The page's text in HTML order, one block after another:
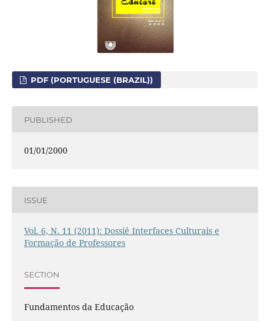
PDF (PORTUGUESE (BRAZIL))
PUBLISHED
01/01/2000
ISSUE
Vol. 6, N. 11 (2011): Dossiê Interfaces Culturais e
Formação de Professores
SECTION
Fundamentos da Educação